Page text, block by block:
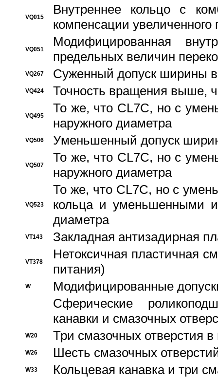
VQ015
Bнутреннее кольцо с
компенсации увеличенного
VQ051
Модифицированная
предельных величин
VQ267 Суженный допуск ширины
VQ424 Точность вращения выше,
VQ495
То же, что CL7C, но с
наружного диаметра
VQ506 Уменьшенный допуск
VQ507
То же, что CL7C, но с
наружного диаметра
VQ523
То же, что CL7C, но с
кольца и уменьшенными
диаметра
VT143 Закладная антизадирная
VT378
Нетоксичная пластичная
питания)
W
Модифицированные
Сферические
канавки и смазочных
W20 Три смазочных отверстия
W26 Шесть смазочных
W33 Кольцевая канавка и три